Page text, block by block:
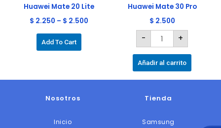
Huawei Mate 20 Lite
$ 2.250 – $ 2.500
Add To Cart
elegir
en
de
Huawei Mate 30 Pro
$ 2.500
- +
Añadir al carrito
Nosotros
Inicio
Tienda
Samsung